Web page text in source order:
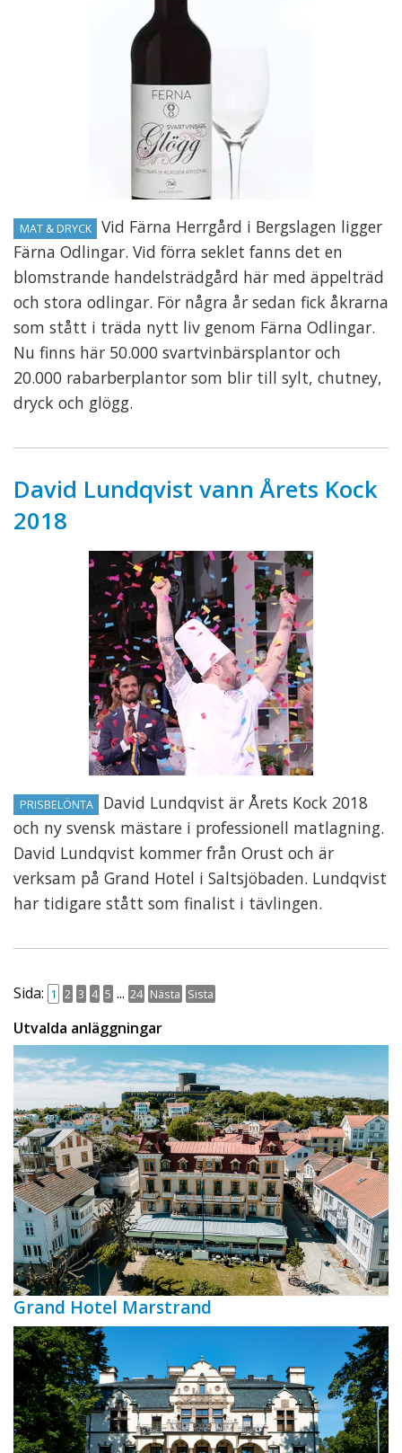
MAT & DRYCK
Vid Färna Herrgård i Bergslagen ligger
Färna Odlingar. Vid förra seklet fanns det en
blomstrande handelsträdgård här med äppelträd
och stora odlingar. För några år sedan fick åkrarna
som stått i träda nytt liv genom Färna Odlingar.
Nu finns här 50.000 svartvinbärsplantor och
20.000 rabarberplantor som blir till sylt, chutney,
dryck och glögg.
David Lundqvist vann Årets Kock
2018
PRISBELÖNTA
David Lundqvist är Årets Kock 2018
och ny svensk mästare i professionell matlagning.
David Lundqvist kommer från Orust och är
verksam på Grand Hotel i Saltsjöbaden. Lundqvist
har tidigare stått som finalist i tävlingen.
Sida: 1 2 3 4 5 ... 24 Nästa Sista
Utvalda anläggningar
Grand Hotel Marstrand